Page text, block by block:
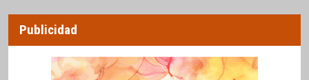
Publicidad